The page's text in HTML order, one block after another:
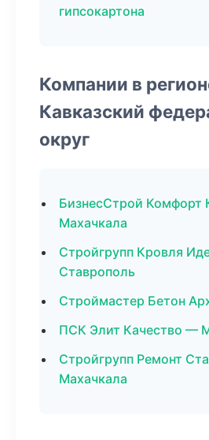
гипсокартона
Компании в
Кавказский
округ
БизнесСтрой Комфорт
Махачкала
Стройгрупп Кровля
Ставрополь
Строймастер Бетон
ПСК Элит Качество —
Стройгрупп Ремонт
Махачкала